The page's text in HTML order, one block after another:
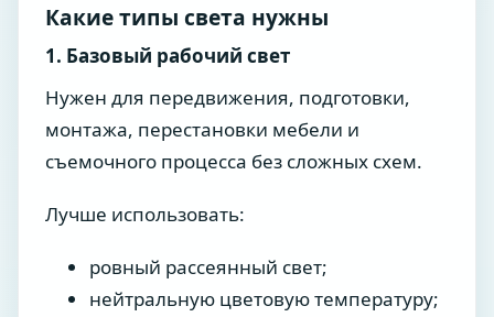
Какие типы света нужны
1. Базовый рабочий свет
Нужен для передвижения, подготовки,
монтажа, перестановки мебели и
съемочного процесса без сложных схем.
Лучше использовать:
ровный рассеянный свет;
нейтральную цветовую температуру;